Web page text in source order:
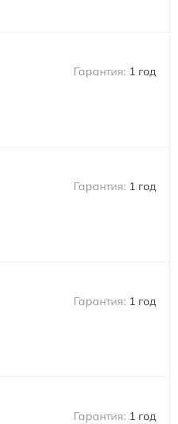
1 год
1 год
1 год
1 год